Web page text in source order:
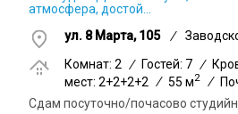
атмосфера, достой...
ул. 8 Марта, 105 /
Комнат: 2
/ Гостей: 7 /
мест: 2+2+2+2 / 55 м2 /
Сдам посуточно/почасово